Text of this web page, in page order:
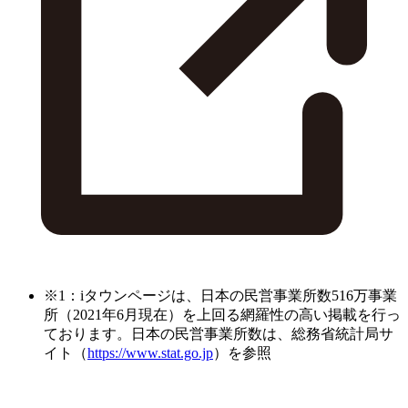
※1：iタウンページは、日本の民営事業所数516万事業
所（2021年6月現在）を上回る網羅性の高い掲載を行っ
ております。日本の民営事業所数は、総務省統計局サ
イト（https://www.stat.go.jp）を参照